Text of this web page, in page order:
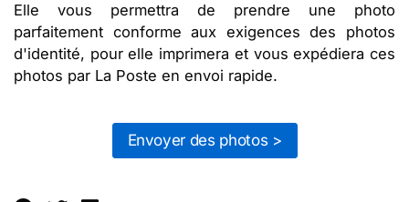
Elle vous permettra de prendre une photo
parfaitement conforme aux exigences des photos
d'identité, pour elle imprimera et vous expédiera ces
photos par La Poste en envoi rapide.
Envoyer des photos >